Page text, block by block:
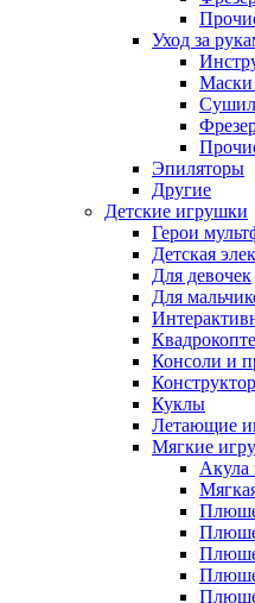
Уход за
Маски
Эпиляторы
Другие
Детские игрушки
Герои
Детская
Для девочек
Для
Консоли и
Куклы
Летающие
Мягкие
Акула